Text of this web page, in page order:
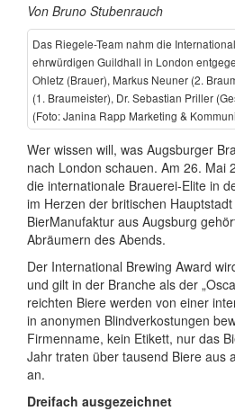
Von Bruno Stubenrauch
Das Riegele-Team nahm die
ehrwürdigen Guildhall in London
Ohletz (Brauer), Markus Neuner (2.
(1. Braumeister), Dr. Sebastian Priller
(Foto: Janina Rapp Marketing &
Wer wissen will, was Augsburger
nach London schauen. Am 26. Mai
die inter­nationale Brauerei-Elite in
im Herzen der britischen
BierManufaktur aus Augsburg
Abräumern des Abends.
Der International Brewing Award
und gilt in der Branche als der
reichten Biere werden von einer
in anonymen Blind­ver­kostungen
Firmenname, kein Etikett, nur das
Jahr traten über tausend Biere aus
an.
Dreifach ausgezeichnet